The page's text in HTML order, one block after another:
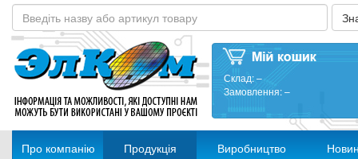
Склад:–
Замовлення:–
Про компанію Продукція Виробництво